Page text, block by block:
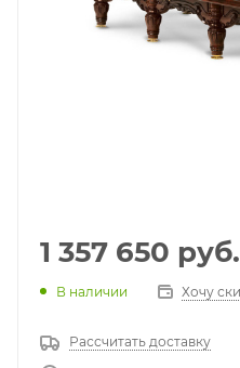
1 357 650 руб.
В наличии Хочу
Рассчитать доставку